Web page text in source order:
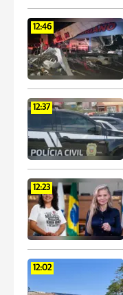
12:46
12:37
12:23
12:02